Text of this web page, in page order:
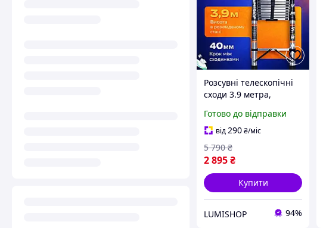
Розсувні телескопічні
сходи 3.9 метра,
сходи трансформер,
драбини для
монтажних та
побутових робіт
Готово до відправки
від290₴/міс
2 895₴
5 790 ₴
Купити
LUMISHOP 94%